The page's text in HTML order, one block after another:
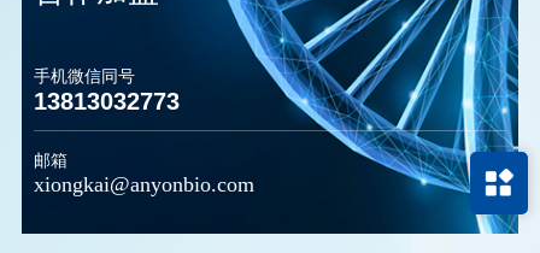
手机微信同号
13813032773
邮箱
xiongkai@anyonbio.com